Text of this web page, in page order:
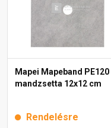
Mapei Mapeband PE120
mandzsetta 12x12 cm
Rendelésre